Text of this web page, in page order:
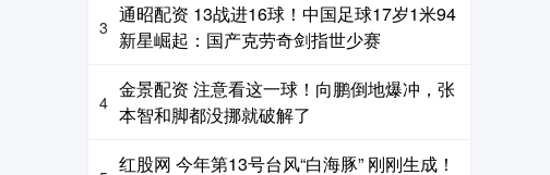
3
通昭配资 13战进16球！中国足球17岁1米94
新星崛起：国产克劳奇剑指世少赛
4
金景配资 注意看这一球！向鹏倒地爆冲，张
本智和脚都没挪就破解了
红股网 今年第13号台风“白海豚” 刚刚生成！